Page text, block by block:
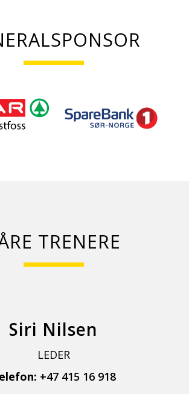
TRENERE
Siri Nilsen
LEDER
+47 415 16 918